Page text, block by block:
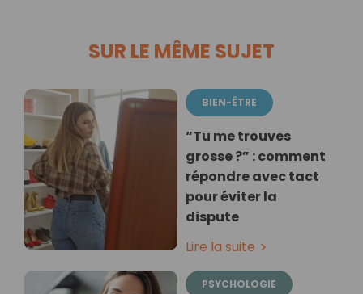
SUR LE MÊME SUJET
BIEN-ÊTRE
“Tu me trouves
grosse ?” : comment
répondre avec tact
pour éviter la
dispute
Lire la suite
PSYCHOLOGIE